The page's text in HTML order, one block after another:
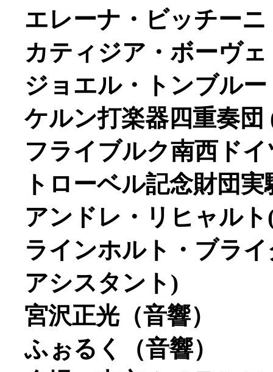
エレーナ・ビッチーニ
カティジア・ボーヴ
ジョエル・トンブル
ケルン打楽器四重奏団
フライブルク南西ド
トローベル記念財団
アンドレ・リヒャル
ラインホルト・ブラ
アシスタント)
宮沢正光（音響）
ふぉるく（音響）